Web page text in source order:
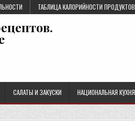
ТАБЛИЦА КАЛОРИЙНОСТИ ПРОДУКТОВ
САЛАТЫ И ЗАКУСКИ НАЦИОНАЛЬНАЯ КУХНЯ